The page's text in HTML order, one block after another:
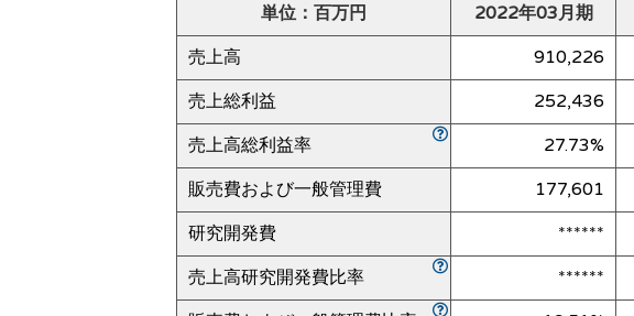
単位：百万円 2022年03月期
売上高
910,226
売上総利益
252,436
売上高総利益率
27.73%
販売費および一般管理費
177,601
研究開発費
******
売上高研究開発費比率
******